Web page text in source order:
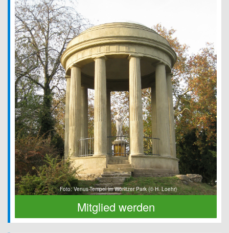
Foto: Venus-Tempel im Wörlitzer Park (© H. Loehr)
Mitglied werden